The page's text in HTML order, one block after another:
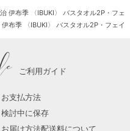
伊布季 〈IBUKI〉 バスタオル2P・フェ
伊布季 〈IBUKI〉 バスタオル2P・フェイ
ご利用ガイド
お支払方法
検討中に保存
お届け方法配送料について